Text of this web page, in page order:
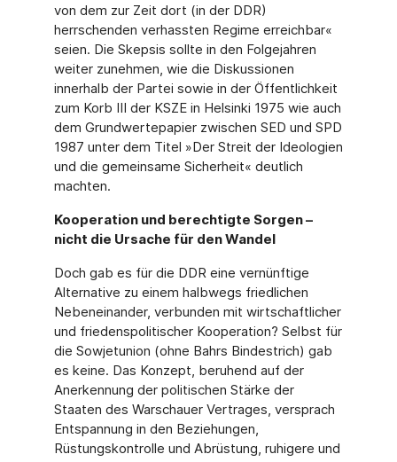
von dem zur Zeit dort (in der DDR)
herrschenden verhass­ten Regime erreichbar«
seien. Die Skepsis sollte in den Folgejahren
weiter zunehmen, wie die Diskussionen
innerhalb der Partei sowie in der Öffentlichkeit
zum Korb III der KSZE in Helsinki 1975 wie auch
dem Grundwertepapier zwischen SED und SPD
1987 unter dem Titel »Der Streit der Ideologien
und die gemeinsame Sicherheit« deutlich
machten.
Kooperation und berechtigte Sorgen –
nicht die Ursache für den Wandel
Doch gab es für die DDR eine vernünftige
Alternative zu einem halbwegs friedlichen
Nebeneinander, verbunden mit wirtschaftlicher
und friedenspolitischer Kooperation? Selbst für
die Sowjetunion (ohne Bahrs Bindestrich) gab
es keine. Das Konzept, beruhend auf der
Anerkennung der politischen Stärke der
Staaten des Warschauer Vertrages, ver­sprach
Entspannung in den Beziehungen,
Rüstungskontrolle und Abrüstung, ruhigere und